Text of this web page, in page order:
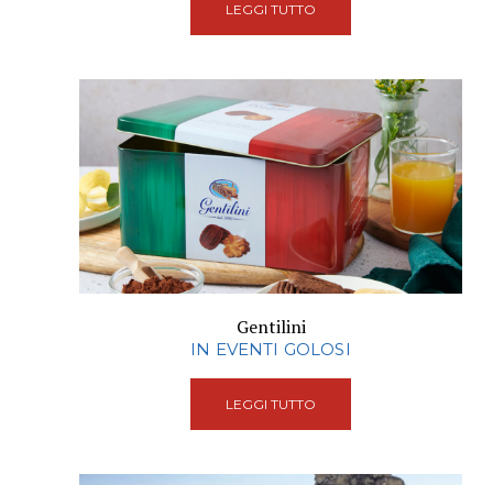
LEGGI TUTTO
Gentilini
IN EVENTI GOLOSI
LEGGI TUTTO